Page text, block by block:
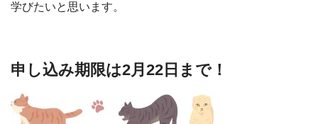
学びたいと思います。
申し込み期限は2月22日まで！